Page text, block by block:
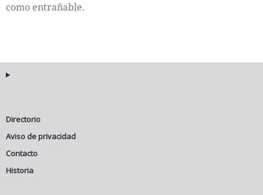
como entrañable.
Directorio
Aviso de privacidad
Contacto
Historia